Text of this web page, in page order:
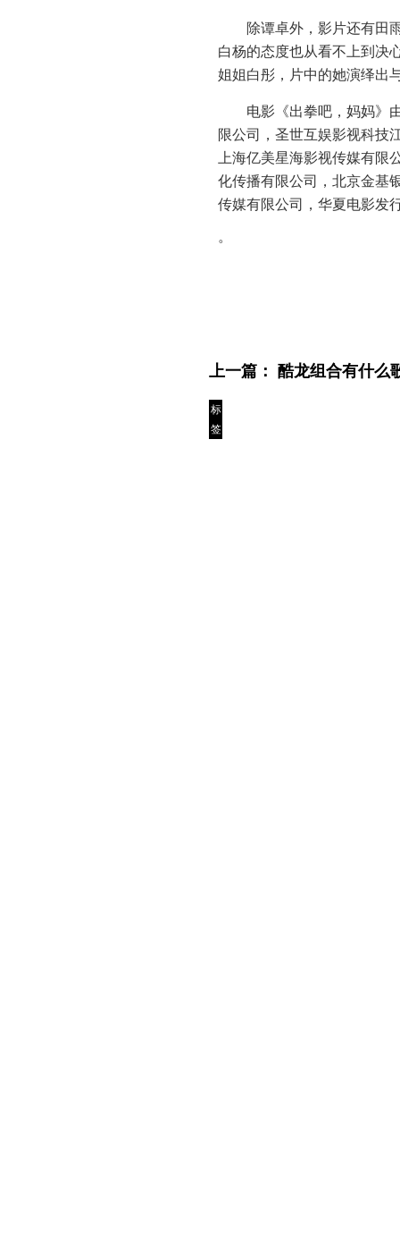
除谭卓外，影片还有田
白杨的态度也从看不上到决
姐姐白彤，片中的她演绎出
电影《出拳吧，妈妈》
限公司，圣世互娱影视科技
上海亿美星海影视传媒有
化传播有限公司，北京金基
传媒有限公司，华夏电影发
。
上一篇： 酷龙组合有什么
标
签